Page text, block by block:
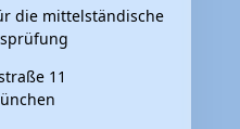
die mittelständische
11